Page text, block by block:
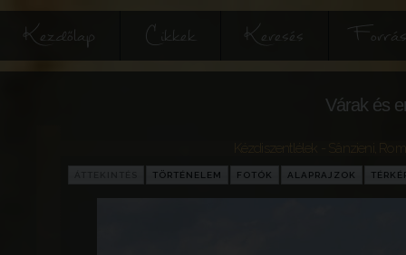
Kezdőlap Cikkek Keresés
Várak és
Kézdiszentlélek - Sânzieni
TÖRTÉNELEM FOTÓK ALAPRAJZOK